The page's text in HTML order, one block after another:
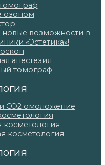
озоном
возможности в
«Эстетика»!
анестезия
томограф
СО2 омоложение
косметология